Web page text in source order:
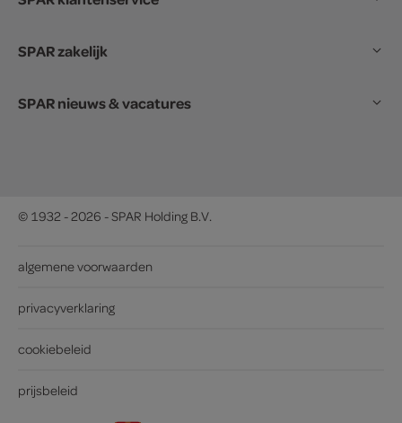
SPAR zakelijk
SPAR nieuws & vacatures
© 1932 - 2026 - SPAR Holding B.V.
algemene voorwaarden
privacyverklaring
cookiebeleid
prijsbeleid